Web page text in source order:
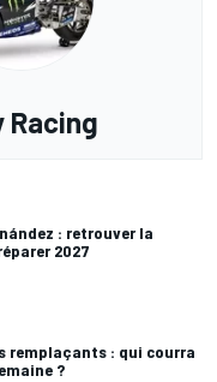
Racing
: retrouver la
2027
remplaçants : qui courra
?